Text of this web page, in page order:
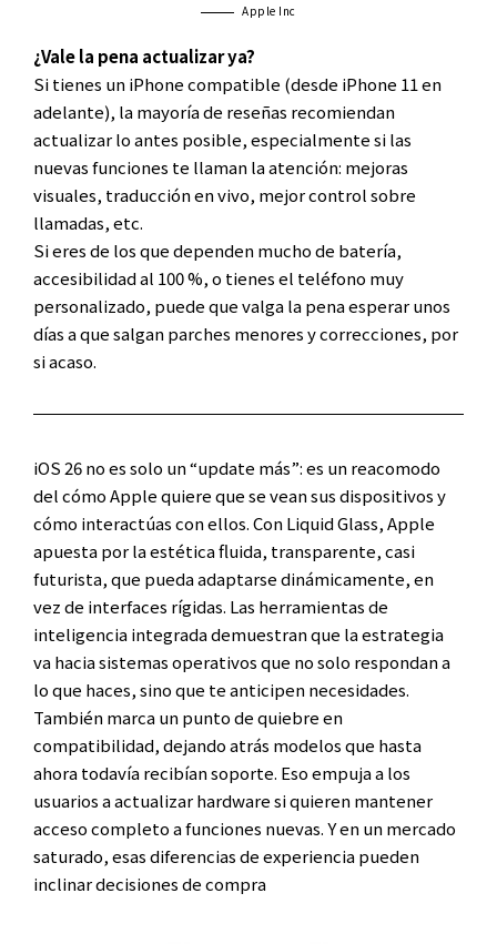
Apple Inc
¿Vale la pena actualizar ya?
Si tienes un iPhone compatible (desde iPhone 11 en
adelante), la mayoría de reseñas recomiendan
actualizar lo antes posible, especialmente si las
nuevas funciones te llaman la atención: mejoras
visuales, traducción en vivo, mejor control sobre
llamadas, etc.
Si eres de los que dependen mucho de batería,
accesibilidad al 100 %, o tienes el teléfono muy
personalizado, puede que valga la pena esperar unos
días a que salgan parches menores y correcciones, por
si acaso.
iOS 26 no es solo un “update más”: es un reacomodo
del cómo Apple quiere que se vean sus dispositivos y
cómo interactúas con ellos. Con Liquid Glass, Apple
apuesta por la estética fluida, transparente, casi
futurista, que pueda adaptarse dinámicamente, en
vez de interfaces rígidas. Las herramientas de
inteligencia integrada demuestran que la estrategia
va hacia sistemas operativos que no solo respondan a
lo que haces, sino que te anticipen necesidades.
También marca un punto de quiebre en
compatibilidad, dejando atrás modelos que hasta
ahora todavía recibían soporte. Eso empuja a los
usuarios a actualizar hardware si quieren mantener
acceso completo a funciones nuevas. Y en un mercado
saturado, esas diferencias de experiencia pueden
inclinar decisiones de compra